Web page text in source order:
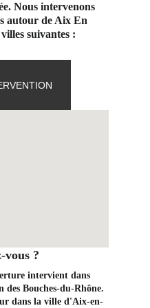
Nous intervenons
autour de Aix En
suivantes :
vous ?
intervient dans
des Bouches-du-Rhône.
dans la ville d'Aix-en-